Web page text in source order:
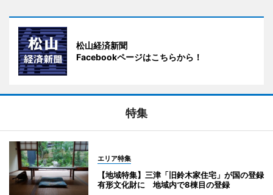
松山経済新聞
Facebookページはこちらから！
特集
エリア特集
【地域特集】三津「旧鈴木家住宅」が国の登録
有形文化財に 地域内で8棟目の登録